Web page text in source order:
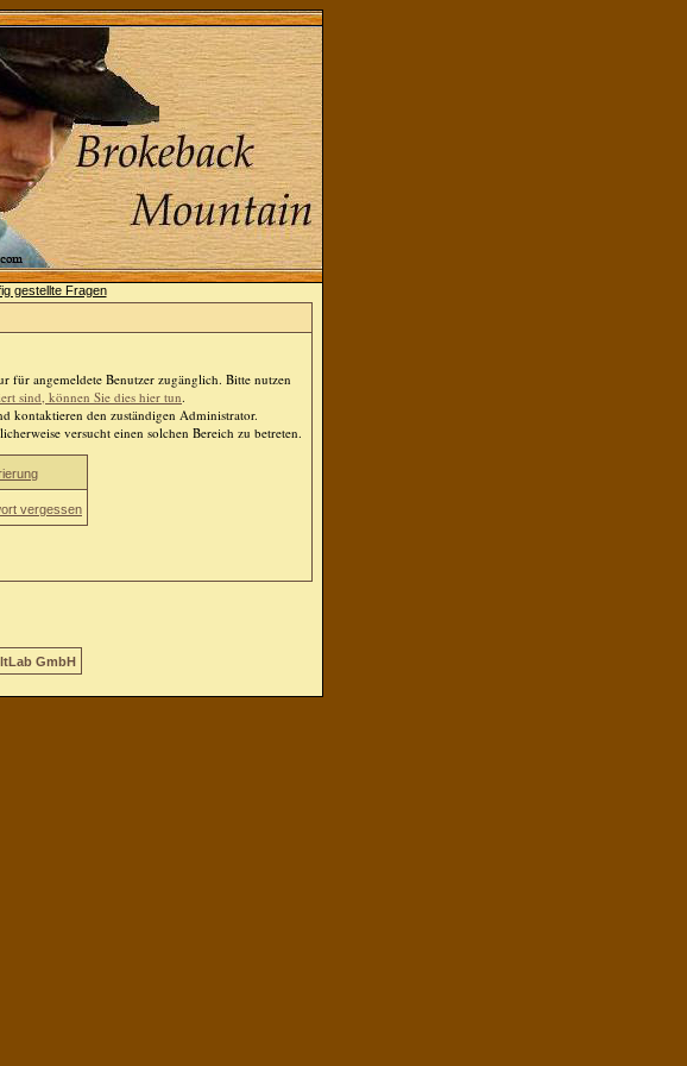
für angemeldete Benutzer zugänglich. Bitte nutzen
sind, können Sie dies hier tun.
kontaktieren den zuständigen Administrator.
versucht einen solchen Bereich zu betreten.
vergessen
GmbH